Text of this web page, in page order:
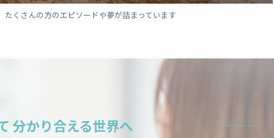
くさんの方のエピソードや夢が詰まっています
分かり合える世界へ